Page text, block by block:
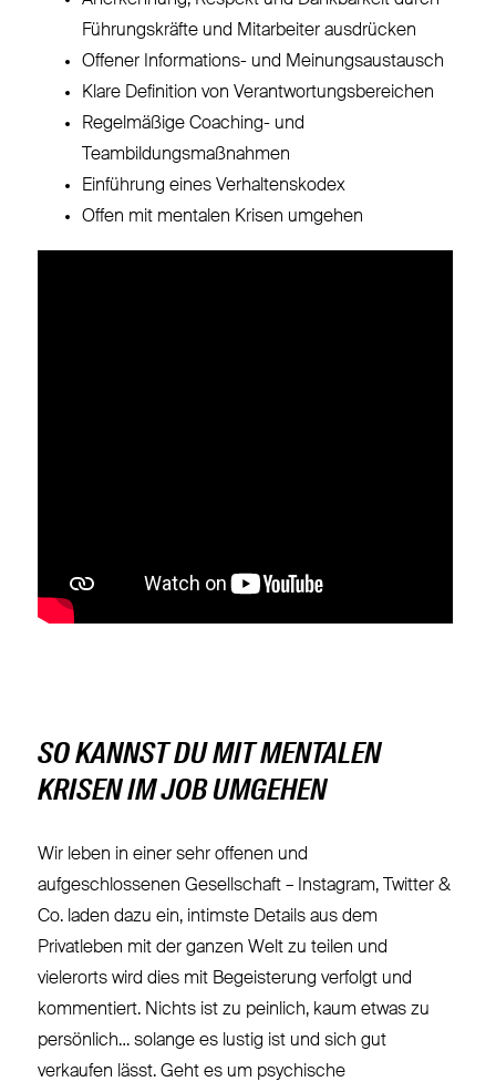
Führungskräfte und Mitarbeiter ausdrücken
Offener Informations- und Meinungsaustausch
Klare Definition von Verantwortungsbereichen
Regelmäßige Coaching- und
Teambildungsmaßnahmen
Einführung eines Verhaltenskodex
Offen mit mentalen Krisen umgehen
SO KANNST DU MIT MENTALEN
KRISEN IM JOB UMGEHEN
Wir leben in einer sehr offenen und
aufgeschlossenen Gesellschaft – Instagram, Twitter &
Co. laden dazu ein, intimste Details aus dem
Privatleben mit der ganzen Welt zu teilen und
vielerorts wird dies mit Begeisterung verfolgt und
kommentiert. Nichts ist zu peinlich, kaum etwas zu
persönlich… solange es lustig ist und sich gut
verkaufen lässt. Geht es um psychische